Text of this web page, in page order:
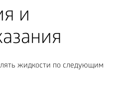
и
жидкости по следующим